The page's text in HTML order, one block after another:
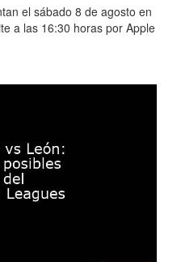
el sábado 8 de agosto en
a las 16:30 horas por Apple